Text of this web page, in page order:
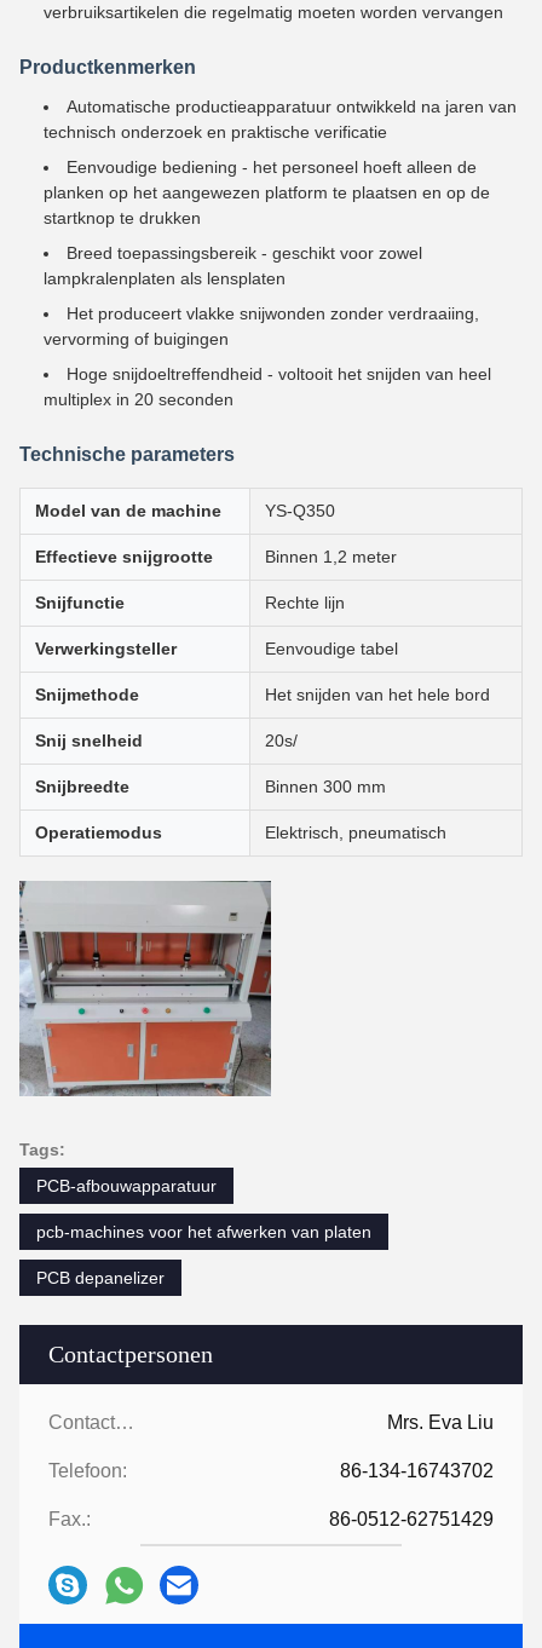
Contactpersonen
Contactpersonen: Mrs. Eva Liu
Telefoon: 86-134-16743702
Fax.: 86-0512-62751429
verbruiksartikelen die regelmatig moeten worden vervangen
Productkenmerken
Automatische productieapparatuur ontwikkeld na jaren van
technisch onderzoek en praktische verificatie
Eenvoudige bediening - het personeel hoeft alleen de
planken op het aangewezen platform te plaatsen en op de
startknop te drukken
Breed toepassingsbereik - geschikt voor zowel
lampkralenplaten als lensplaten
Het produceert vlakke snijwonden zonder verdraaiing,
vervorming of buigingen
Hoge snijdoeltreffendheid - voltooit het snijden van heel
multiplex in 20 seconden
Technische parameters
Model van de machine YS-Q350
Effectieve snijgrootte Binnen 1,2 meter
Snijfunctie Rechte lijn
Verwerkingsteller Eenvoudige tabel
Snijmethode Het snijden van het hele bord
Snij snelheid 20s/
Snijbreedte Binnen 300 mm
Operatiemodus Elektrisch, pneumatisch
Tags:
PCB-afbouwapparatuur
pcb-machines voor het afwerken van platen
PCB depanelizer